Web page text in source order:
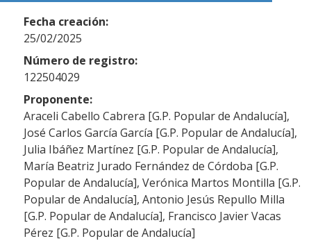
Fecha creación:
25/02/2025
Número de registro:
122504029
Proponente:
Araceli Cabello Cabrera [G.P. Popular de Andalucía],
José Carlos García García [G.P. Popular de Andalucía],
Julia Ibáñez Martínez [G.P. Popular de Andalucía],
María Beatriz Jurado Fernández de Córdoba [G.P.
Popular de Andalucía], Verónica Martos Montilla [G.P.
Popular de Andalucía], Antonio Jesús Repullo Milla
[G.P. Popular de Andalucía], Francisco Javier Vacas
Pérez [G.P. Popular de Andalucía]